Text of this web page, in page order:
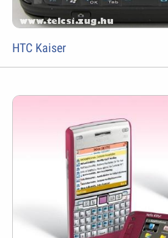
HTC Kaiser